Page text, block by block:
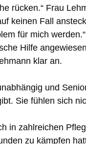
rücken.“ Frau
keinen Fall
für mich
Hilfe
klar an.
und
Sie fühlen sich
in zahlreichen
zu kämpfen